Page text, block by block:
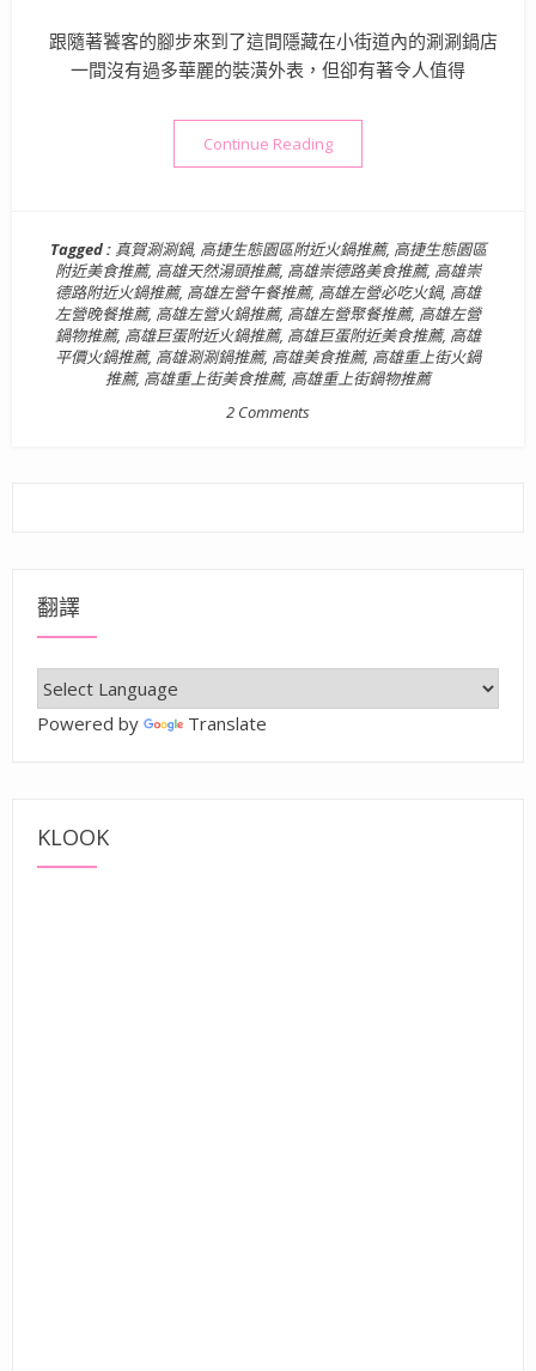
跟隨著饕客的腳步來到了這間隱藏在小街道內的涮涮鍋店
一間沒有過多華麗的裝潢外表，但卻有著令人值得
Continue Reading“【美食】高雄．左營區| 真
Tagged : 真賀涮涮鍋, 高捷生態園區附近火鍋推薦, 高捷生態園區
附近美食推薦, 高雄天然湯頭推薦, 高雄崇德路美食推薦, 高雄崇
德路附近火鍋推薦, 高雄左營午餐推薦, 高雄左營必吃火鍋, 高雄
左營晚餐推薦, 高雄左營火鍋推薦, 高雄左營聚餐推薦, 高雄左營
鍋物推薦, 高雄巨蛋附近火鍋推薦, 高雄巨蛋附近美食推薦, 高雄
平價火鍋推薦, 高雄涮涮鍋推薦, 高雄美食推薦, 高雄重上街火鍋
推薦, 高雄重上街美食推薦, 高雄重上街鍋物推薦
2 Comments
翻譯
Powered by Translate
KLOOK